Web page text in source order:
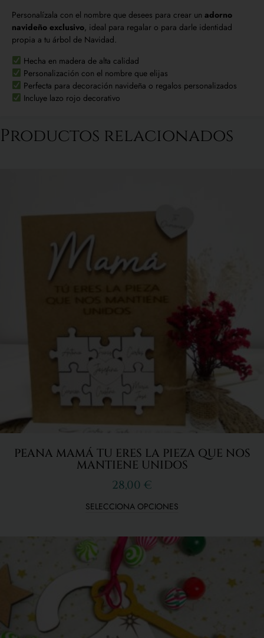
Personalízala con el nombre que desees para crear un adorno
navideño exclusivo, ideal para regalar o para darle identidad
propia a tu árbol de Navidad.
Hecha en madera de alta calidad
Personalización con el nombre que elijas
Perfecta para decoración navideña o regalos personalizados
Incluye lazo rojo decorativo
Productos relacionados
PEANA MAMÁ TU ERES LA PIEZA QUE NOS
MANTIENE UNIDOS
28,00 €
SELECCIONA OPCIONES